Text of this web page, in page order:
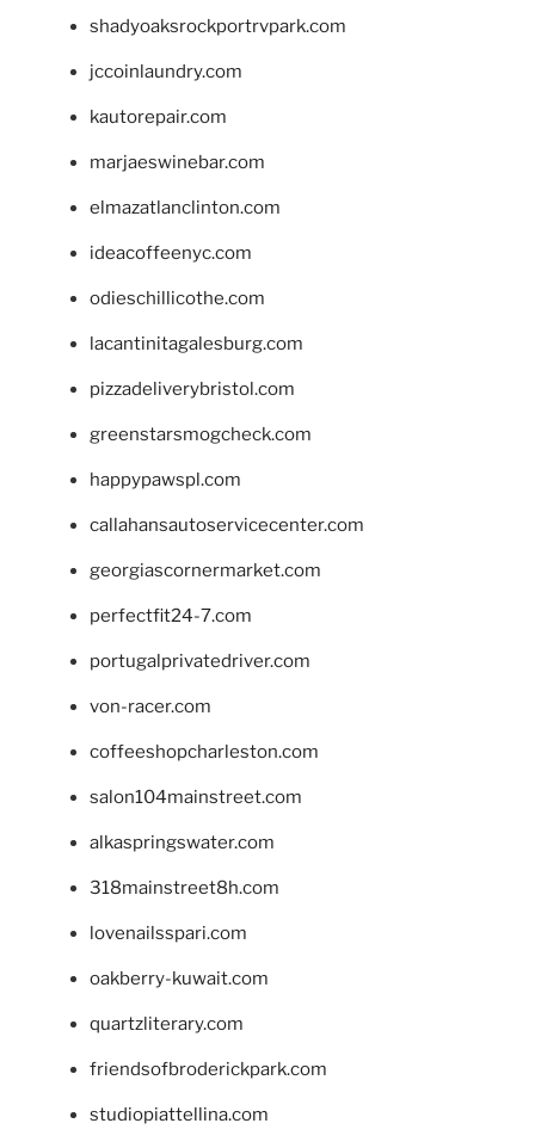
shadyoaksrockportrvpark.com
jccoinlaundry.com
kautorepair.com
marjaeswinebar.com
elmazatlanclinton.com
ideacoffeenyc.com
odieschillicothe.com
lacantinitagalesburg.com
pizzadeliverybristol.com
greenstarsmogcheck.com
happypawspl.com
callahansautoservicecenter.com
georgiascornermarket.com
perfectfit24-7.com
portugalprivatedriver.com
von-racer.com
coffeeshopcharleston.com
salon104mainstreet.com
alkaspringswater.com
318mainstreet8h.com
lovenailsspari.com
oakberry-kuwait.com
quartzliterary.com
friendsofbroderickpark.com
studiopiattellina.com